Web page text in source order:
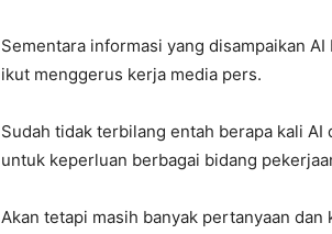
Sementara informasi yang disampaikan
ikut menggerus kerja media pers.
Sudah tidak terbilang entah berapa kali
untuk keperluan berbagai bidang
Akan tetapi masih banyak pertanyaan